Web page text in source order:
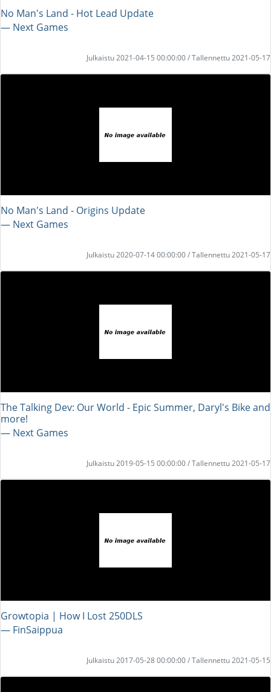
No Man's Land - Hot Lead Update
― Next Games
Julkaistu 2021-04-15 00:00:00 / Tallennettu 2021-05-17
No Man's Land - Origins Update
― Next Games
Julkaistu 2020-07-14 00:00:00 / Tallennettu 2021-05-17
The Talking Dev: Our World - Epic Summer, Daryl's Bike and
more!
― Next Games
Julkaistu 2019-05-15 00:00:00 / Tallennettu 2021-05-17
Growtopia | How I Lost 250DLS
― FinSaippua
Julkaistu 2017-05-28 00:00:00 / Tallennettu 2021-05-15